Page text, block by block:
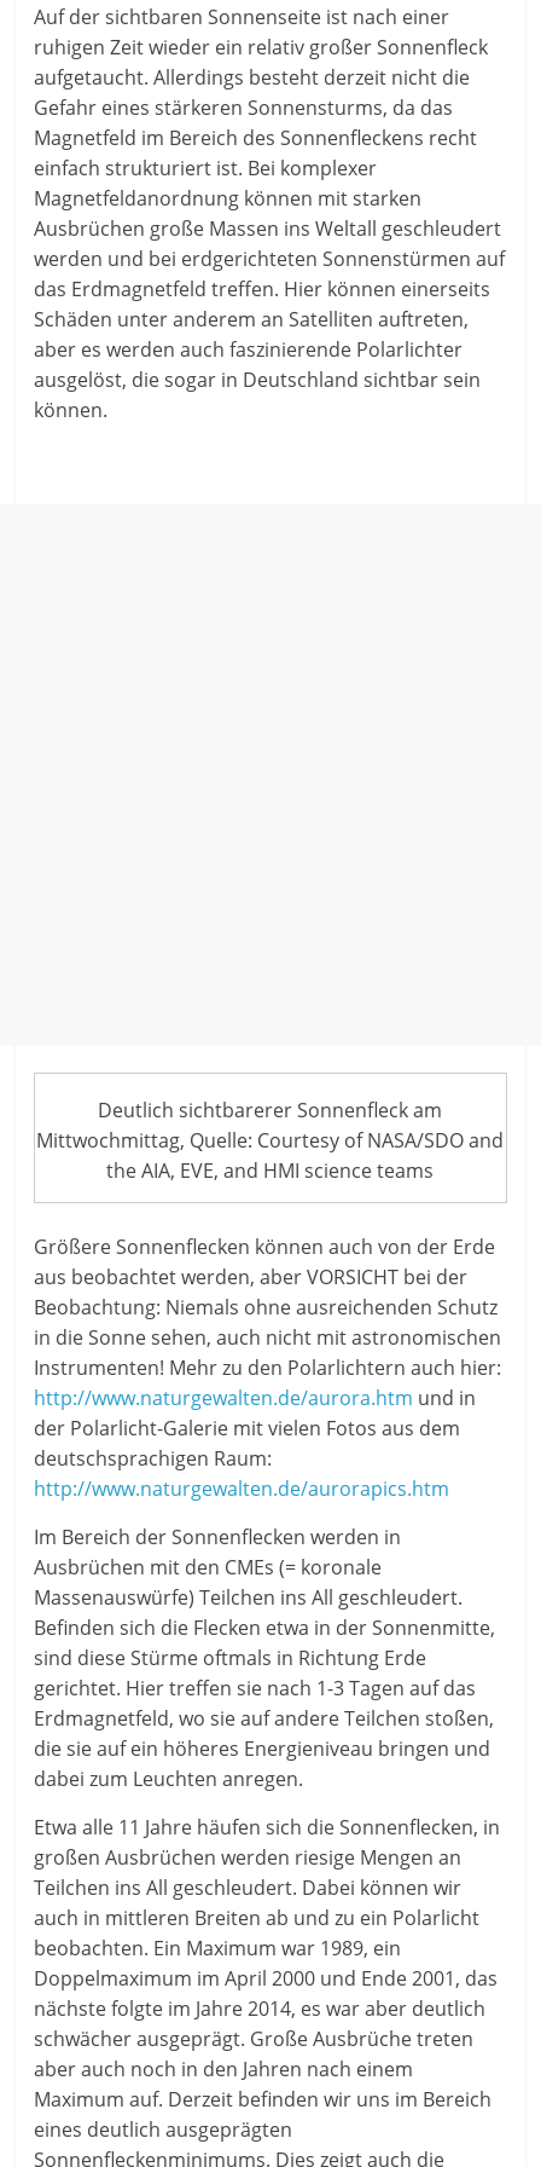
Auf der sichtbaren Sonnenseite ist nach einer
ruhigen Zeit wieder ein relativ großer Sonnenfleck
aufgetaucht. Allerdings besteht derzeit nicht die
Gefahr eines stärkeren Sonnensturms, da das
Magnetfeld im Bereich des Sonnenfleckens recht
einfach strukturiert ist. Bei komplexer
Magnetfeldanordnung können mit starken
Ausbrüchen große Massen ins Weltall geschleudert
werden und bei erdgerichteten Sonnenstürmen auf
das Erdmagnetfeld treffen. Hier können einerseits
Schäden unter anderem an Satelliten auftreten,
aber es werden auch faszinierende Polarlichter
ausgelöst, die sogar in Deutschland sichtbar sein
können.
Deutlich sichtbarerer Sonnenfleck am
Mittwochmittag, Quelle: Courtesy of NASA/SDO and
the AIA, EVE, and HMI science teams
Größere Sonnenflecken können auch von der Erde
aus beobachtet werden, aber VORSICHT bei der
Beobachtung: Niemals ohne ausreichenden Schutz
in die Sonne sehen, auch nicht mit astronomischen
Instrumenten! Mehr zu den Polarlichtern auch hier:
http://www.naturgewalten.de/aurora.htm und in
der Polarlicht-Galerie mit vielen Fotos aus dem
deutschsprachigen Raum:
http://www.naturgewalten.de/aurorapics.htm
Im Bereich der Sonnenflecken werden in
Ausbrüchen mit den CMEs (= koronale
Massenauswürfe) Teilchen ins All geschleudert.
Befinden sich die Flecken etwa in der Sonnenmitte,
sind diese Stürme oftmals in Richtung Erde
gerichtet. Hier treffen sie nach 1-3 Tagen auf das
Erdmagnetfeld, wo sie auf andere Teilchen stoßen,
die sie auf ein höheres Energieniveau bringen und
dabei zum Leuchten anregen.
Etwa alle 11 Jahre häufen sich die Sonnenflecken, in
großen Ausbrüchen werden riesige Mengen an
Teilchen ins All geschleudert. Dabei können wir
auch in mittleren Breiten ab und zu ein Polarlicht
beobachten. Ein Maximum war 1989, ein
Doppelmaximum im April 2000 und Ende 2001, das
nächste folgte im Jahre 2014, es war aber deutlich
schwächer ausgeprägt. Große Ausbrüche treten
aber auch noch in den Jahren nach einem
Maximum auf. Derzeit befinden wir uns im Bereich
eines deutlich ausgeprägten
Sonnenfleckenminimums. Dies zeigt auch die